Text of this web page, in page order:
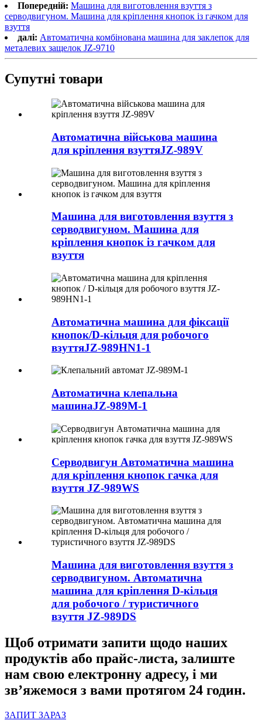
Попередній: Машина для виготовлення взуття з
серводвигуном. Машина для кріплення кнопок із гачком для
взуття
далі: Автоматична комбінована машина для заклепок для
металевих защелок JZ-9710
Супутні товари
Автоматична військова машина
для кріплення взуттяJZ-989V
Машина для виготовлення взуття з
серводвигуном. Машина для
кріплення кнопок із гачком для
взуття
Автоматична машина для фіксації
кнопок/D-кільця для робочого
взуттяJZ-989HN1-1
Автоматична клепальна
машинаJZ-989M-1
Серводвигун Автоматична машина
для кріплення кнопок гачка для
взуття JZ-989WS
Машина для виготовлення взуття з
серводвигуном. Автоматична
машина для кріплення D-кільця
для робочого / туристичного
взуття JZ-989DS
Щоб отримати запити щодо наших
продуктів або прайс-листа, залиште
нам свою електронну адресу, і ми
зв’яжемося з вами протягом 24 годин.
ЗАПИТ ЗАРАЗ